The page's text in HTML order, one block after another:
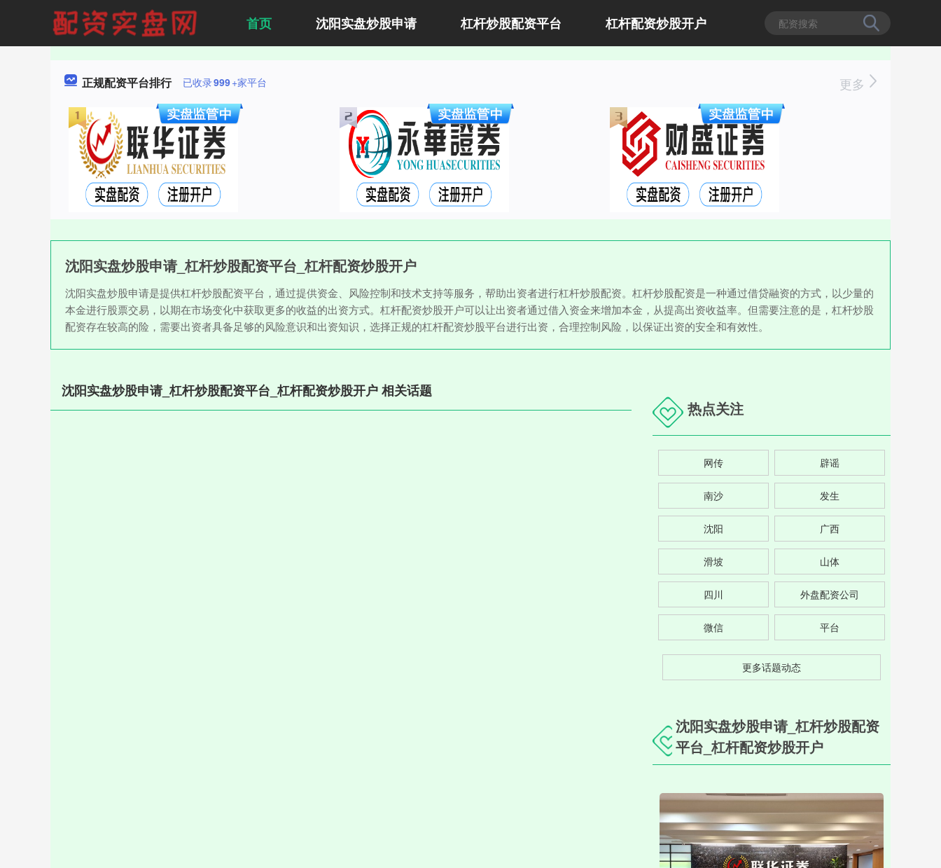
首页 沈阳实盘炒股申请 杠杆炒股配资平台 杠杆配资炒股开户
正规配资平台排行 已收录999+家平台 更多
沈阳实盘炒股申请_杠杆炒股配资平台_杠杆配资炒股开户
沈阳实盘炒股申请是提供杠杆炒股配资平台，通过提供资金、风险控制和技术支持等服务，帮助出资者进行杠杆炒股配资。杠杆炒股配资是一种通过借贷融资的方式，以少量的
本金进行股票交易，以期在市场变化中获取更多的收益的出资方式。杠杆配资炒股开户可以让出资者通过借入资金来增加本金，从提高出资收益率。但需要注意的是，杠杆炒股
配资存在较高的险，需要出资者具备足够的风险意识和出资知识，选择正规的杠杆配资炒股平台进行出资，合理控制风险，以保证出资的安全和有效性。
沈阳实盘炒股申请_杠杆炒股配资平台_杠杆配资炒股开户 相关话题
热点关注
网传 辟谣
南沙 发生
沈阳 广西
滑坡 山体
四川 外盘配资公司
微信 平台
更多话题动态
沈阳实盘炒股申请_杠杆炒股配资
平台_杠杆配资炒股开户